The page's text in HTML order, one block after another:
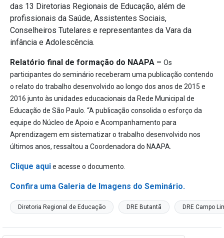
das 13 Diretorias Regionais de Educação, além de
profissionais da Saúde, Assistentes Sociais,
Conselheiros Tutelares e representantes da Vara da
infância e Adolescência.
Relatório final de formação do NAAPA – Os
participantes do seminário receberam uma publicação contendo
o relato do trabalho desenvolvido ao longo dos anos de 2015 e
2016 junto às unidades educacionais da Rede Municipal de
Educação de São Paulo. “A publicação consolida o esforço da
equipe do Núcleo de Apoio e Acompanhamento para
Aprendizagem em sistematizar o trabalho desenvolvido nos
últimos anos, ressaltou a Coordenadora do NAAPA.
Clique aquie acesse o documento.
Confira uma Galeria de Imagens do Seminário.
Diretoria Regional de Educação DRE Butantã DRE Campo